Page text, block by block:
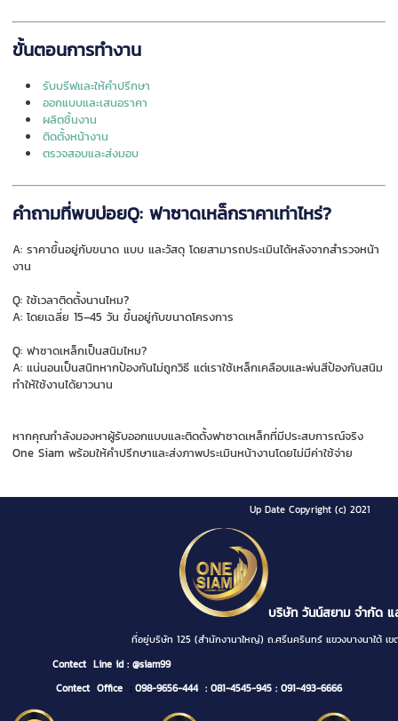
ขั้นตอนการทำงาน
รับบรีฟและให้คำปรึกษา
ออกแบบและเสนอราคา
ผลิตชิ้นงาน
ติดตั้งหน้างาน
ตรวจสอบและส่งมอบ
คำถามที่พบบ่อยQ: ฟาซาดเหล็กราคาเท่าไหร่?
A: ราคาขึ้นอยู่กับขนาด แบบ และวัสดุ โดยสามารถประเมินได้หลังจากสำรวจหน้า
งาน
Q: ใช้เวลาติดตั้งนานไหม?
A: โดยเฉลี่ย 15–45 วัน ขึ้นอยู่กับขนาดโครงการ
Q: ฟาซาดเหล็กเป็นสนิมไหม?
A: แน่นอนเป็นสนิทหากป้องกันไม่ถูกวิธี แต่เราใช้เหล็กเคลือบและพ่นสีป้องกันสนิม
ทำให้ใช้งานได้ยาวนาน
หากคุณกำลังมองหาผู้รับออกแบบและติดตั้งฟาซาดเหล็กที่มีประสบการณ์จริง
One Siam พร้อมให้คำปรึกษาและส่งภาพประเมินหน้างานโดยไม่มีค่าใช้จ่าย
Up Date Copyright (c) 2021
บริษัท วันน์สยาม จำกัด แล
ที่อยู่บริษัท 125 (สำนักงานาใหญ่) ถ.ศรีนครินทร์ แขวงบางนาใ
Contect Line id : @siam99
Contect Office : 098-9656-444 : 081-4545-945 : 091-493-6666